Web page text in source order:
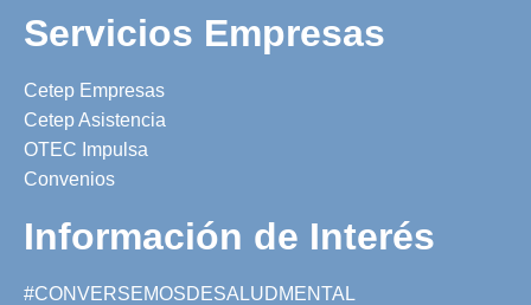
Servicios Empresas
Cetep Empresas
Cetep Asistencia
OTEC Impulsa
Convenios
Información de Interés
#CONVERSEMOSDESALUDMENTAL